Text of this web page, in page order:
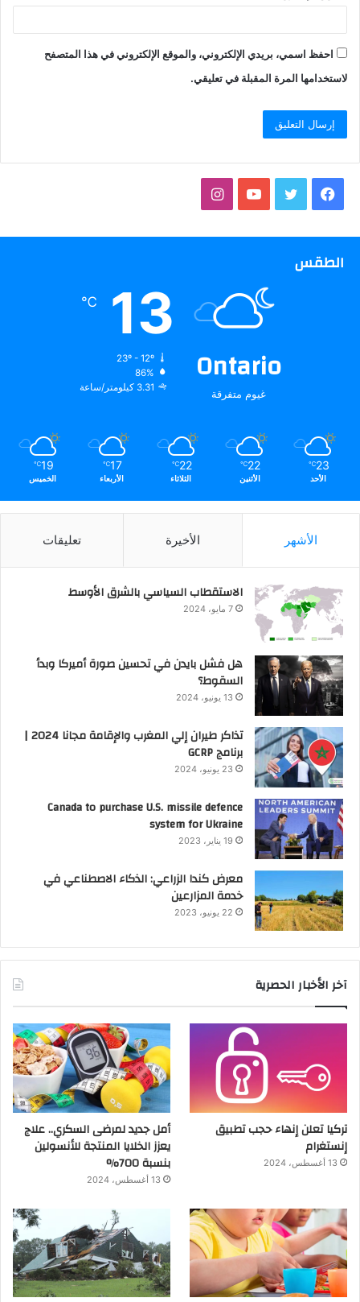
احفظ اسمي، بريدي الإلكتروني، والموقع الإلكتروني في هذا المتصفح
لاستخدامها المرة المقبلة في تعليقي.
فيسبوك تويتر يوتيوبانستقرام
الطقس
Ontario
غيوم متفرقة
13
℃
23º - 12º
86%
3.31 كيلومتر/ساعة
23
℃
الأحد
22
℃
الأثنين
22
℃
الثلاثاء
17
℃
الأربعاء
19
℃
الخميس
الأشهر الأخيرة تعليقات
الاستقطاب السياسي بالشرق الأوسط
7 مايو، 2024
هل فشل بايدن في تحسين صورة أميركا وبدأ
السقوط؟
13 يونيو، 2024
تذاكر طيران إلي المغرب والإقامة مجانا 2024 |
برنامج GCRP
23 يونيو، 2024
Canada to purchase U.S. missile defence
system for Ukraine
19 يناير، 2023
معرض كندا الزراعي: الذكاء الاصطناعي في
خدمة المزارعين
22 يونيو، 2023
آخر الأخبار الحصرية
تركيا تعلن إنهاء حجب تطبيق
إنستغرام
13 أغسطس، 2024
أمل جديد لمرضى السكري.. علاج
يعزز الخلايا المنتجة للأنسولين
بنسبة 700%
13 أغسطس، 2024